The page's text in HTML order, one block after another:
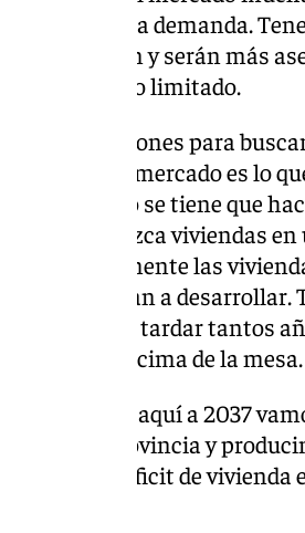
cubrir esa demanda.
bajarán y serán más
con un precio limitado.
buscar soluciones para
en el mercado es lo
pero se tiene que
establezca viviendas
que realmente las
se llegan a
en lugar de tardar tantos
problema encima de la mesa.
que de aquí a 2037
mes en la provincia y
el déficit de